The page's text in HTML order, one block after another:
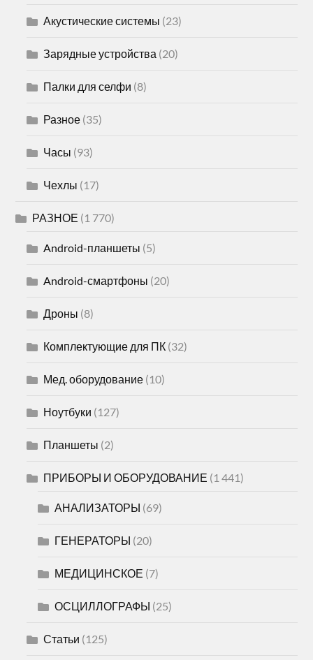
Акустические системы (23)
Зарядные устройства (20)
Палки для селфи (8)
Разное (35)
Часы (93)
Чехлы (17)
РАЗНОЕ (1 770)
Android-планшеты (5)
Android-смартфоны (20)
Дроны (8)
Комплектующие для ПК (32)
Мед. оборудование (10)
Ноутбуки (127)
Планшеты (2)
ПРИБОРЫ И ОБОРУДОВАНИЕ (1 441)
АНАЛИЗАТОРЫ (69)
ГЕНЕРАТОРЫ (20)
МЕДИЦИНСКОЕ (7)
ОСЦИЛЛОГРАФЫ (25)
Статьи (125)